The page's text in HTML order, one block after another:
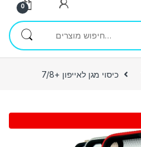
0
כיסוי מגן לאייפון +7/8